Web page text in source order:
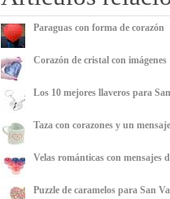
Paraguas con forma de corazón
Corazón de cristal con imágenes
Los 10 mejores llaveros para
Taza con corazones y un
Velas románticas con mensajes
Puzzle de caramelos para San